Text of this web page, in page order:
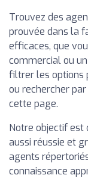
Trouvez des
prouvée dans la
efficaces, que
commercial ou
filtrer les options
ou rechercher
cette page.
Notre objectif est
aussi réussie et
agents
connaissance